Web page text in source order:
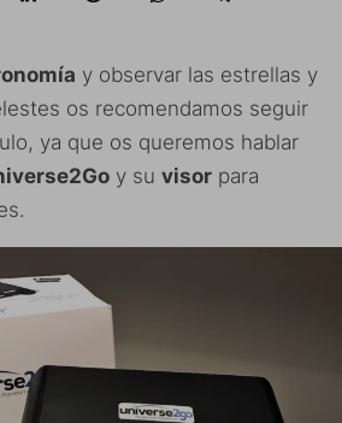
y observar las estrellas y
os recomendamos seguir
ya que os queremos hablar
y su visor para